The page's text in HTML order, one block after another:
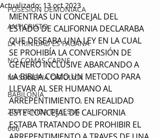
POSESION DEMONIACA
ANTICRISTO
LA TRINIDAD ES PAGANA
NO COMAS CARNE
MASONERIA CATOLICA
BABILONIA
2DA VENIDA DE JESUS
666
Actualizado: 13 oct 2023
MIENTRAS UN CONCEJAL DEL
ESTADO DE CALIFORNIA DECLARABA
QUE DESEABA UNA LEY EN LA CUAL
SE PROHIBÍA LA CONVERSIÓN DE
GENERO INCLUSIVE ABARCANDO A
LA BIBLIA COMO UN METODO PARA
LLEVAR AL SER HUMANO AL
ARREPENTIMIENTO. EN REALIDAD
ESTE CONCEJAL DE CALIFORNIA
ESTABA TRATANDO DE PROHIBIR EL